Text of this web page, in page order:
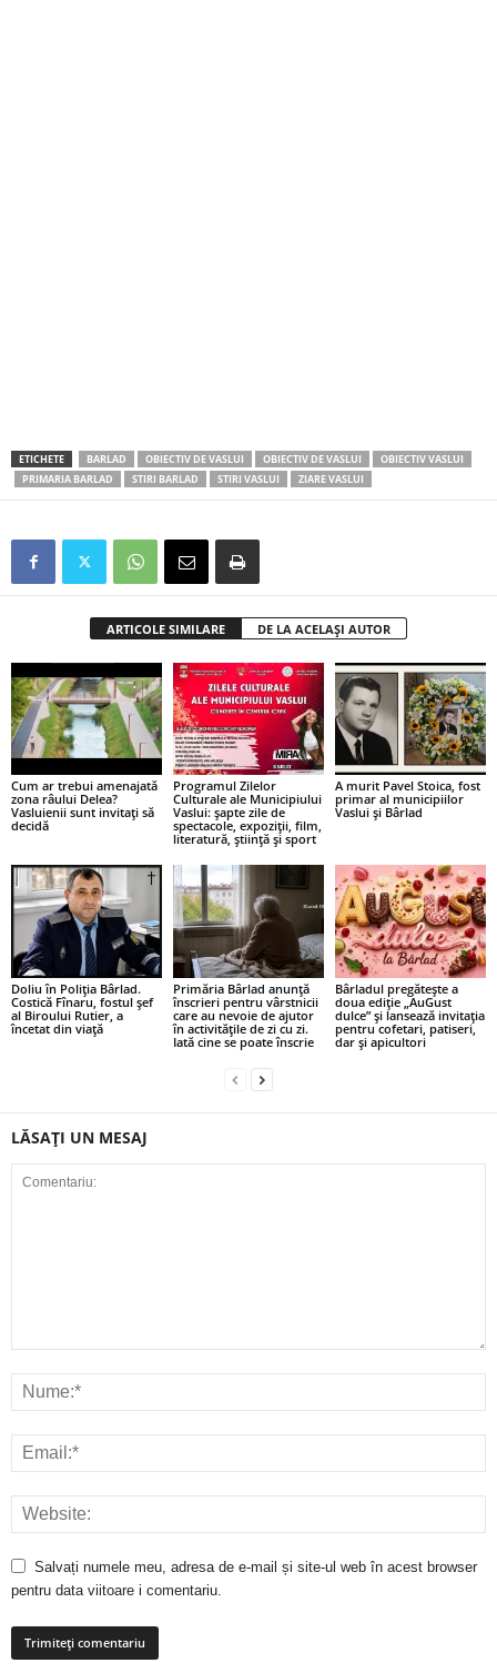
ETICHETE BARLAD OBIECTIV DE VASLUI OBIECTIV DE VASLUI
OBIECTIV VASLUI
PRIMARIA BARLAD
STIRI BARLAD STIRI VASLUI ZIARE VASLUI
ARTICOLE SIMILARE DE LA ACELAȘI AUTOR
Cum ar trebui amenajată
zona râului Delea?
Vasluienii sunt invitați să
decidă
Programul Zilelor
Culturale ale Municipiului
Vaslui: șapte zile de
spectacole, expoziții, film,
literatură, știință și sport
A murit Pavel Stoica, fost
primar al municipiilor
Vaslui și Bârlad
Doliu în Poliția Bârlad.
Costică Fînaru, fostul șef
al Biroului Rutier, a
încetat din viață
Primăria Bârlad anunță
înscrieri pentru vârstnicii
care au nevoie de ajutor
în activitățile de zi cu zi.
Iată cine se poate înscrie
Bârladul pregătește a
doua ediție „AuGust
dulce” și lansează invitația
pentru cofetari, patiseri,
dar și apicultori
LĂSAȚI UN MESAJ
Salvați numele meu, adresa de e-mail și site-ul web în acest browser
pentru data viitoare i comentariu.